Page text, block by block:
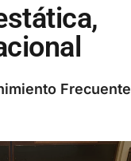
Frecuente